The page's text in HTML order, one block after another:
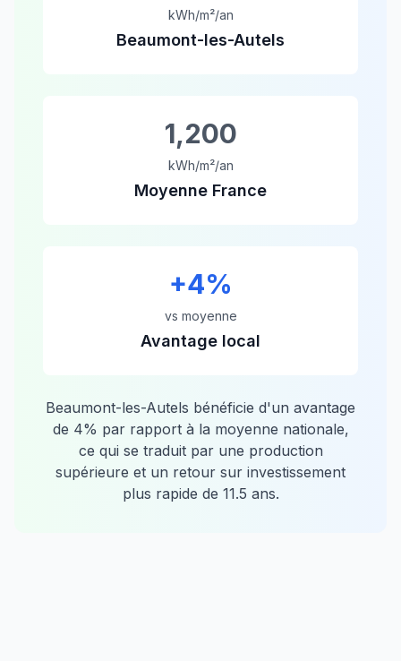
kWh/m²/an
Beaumont-les-Autels
1,200
kWh/m²/an
Moyenne France
+4%
vs moyenne
Avantage local
Beaumont-les-Autels bénéficie d'un avantage
de 4% par rapport à la moyenne nationale,
ce qui se traduit par une production
supérieure et un retour sur investissement
plus rapide de 11.5 ans.